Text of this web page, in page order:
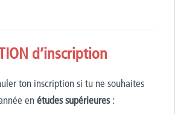
d’inscription
ton inscription si tu ne souhaites
enétudes supérieures: